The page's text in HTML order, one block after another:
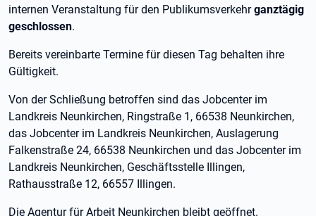
internen Veranstaltung für den Publikumsverkehrganztägig
geschlossen.
Bereits vereinbarte Termine für diesen Tag behalten ihre
Gültigkeit.
Von der Schließung betroffen sind das Jobcenter im
Landkreis Neunkirchen, Ringstraße 1, 66538 Neunkirchen,
das Jobcenter im Landkreis Neunkirchen, Auslagerung
Falkenstraße 24, 66538 Neunkirchen und das Jobcenter im
Landkreis Neunkirchen, Geschäftsstelle Illingen,
Rathausstraße 12, 66557 Illingen.
Die Agentur für Arbeit Neunkirchen bleibt geöffnet.